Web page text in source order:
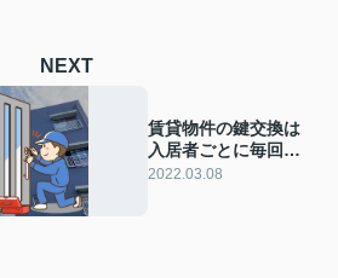
NEXT
賃貸物件の鍵交換は
入居者ごとに毎回さ
れる？費用負担につ
2022.03.08